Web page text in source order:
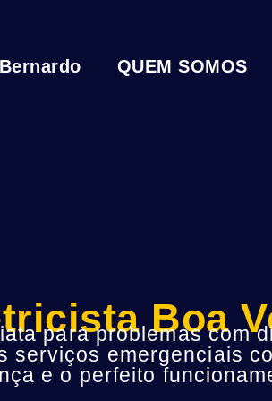
QUEM SOMOS
Boa
para problemas com
serviços emergenciais
e o perfeito